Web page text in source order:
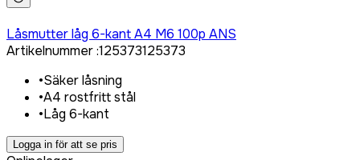
Låsmutter låg 6-kant A4 M6 100p ANS
Artikelnummer:125373125373
•Säker låsning
•A4 rostfritt stål
•Låg 6-kant
Logga in för att se pris